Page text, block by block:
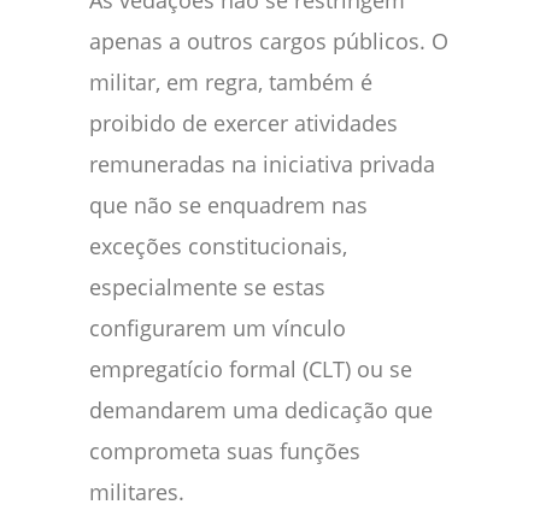
apenas a outros cargos públicos. O
militar, em regra, também é
proibido de exercer atividades
remuneradas na iniciativa privada
que não se enquadrem nas
exceções constitucionais,
especialmente se estas
configurarem um vínculo
empregatício formal (CLT) ou se
demandarem uma dedicação que
comprometa suas funções
militares.